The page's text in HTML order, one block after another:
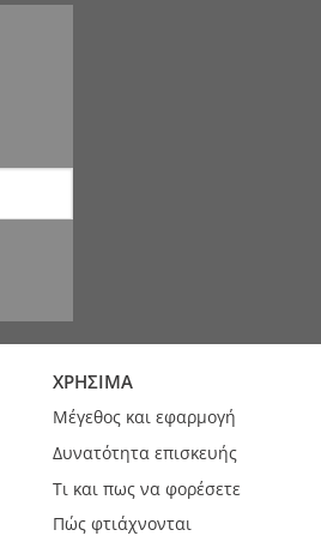
ΧΡΗΣΙΜΑ
Μέγεθος και εφαρμογή
Δυνατότητα επισκευής
Τι και πως να φορέσετε
Πώς φτιάχνονται